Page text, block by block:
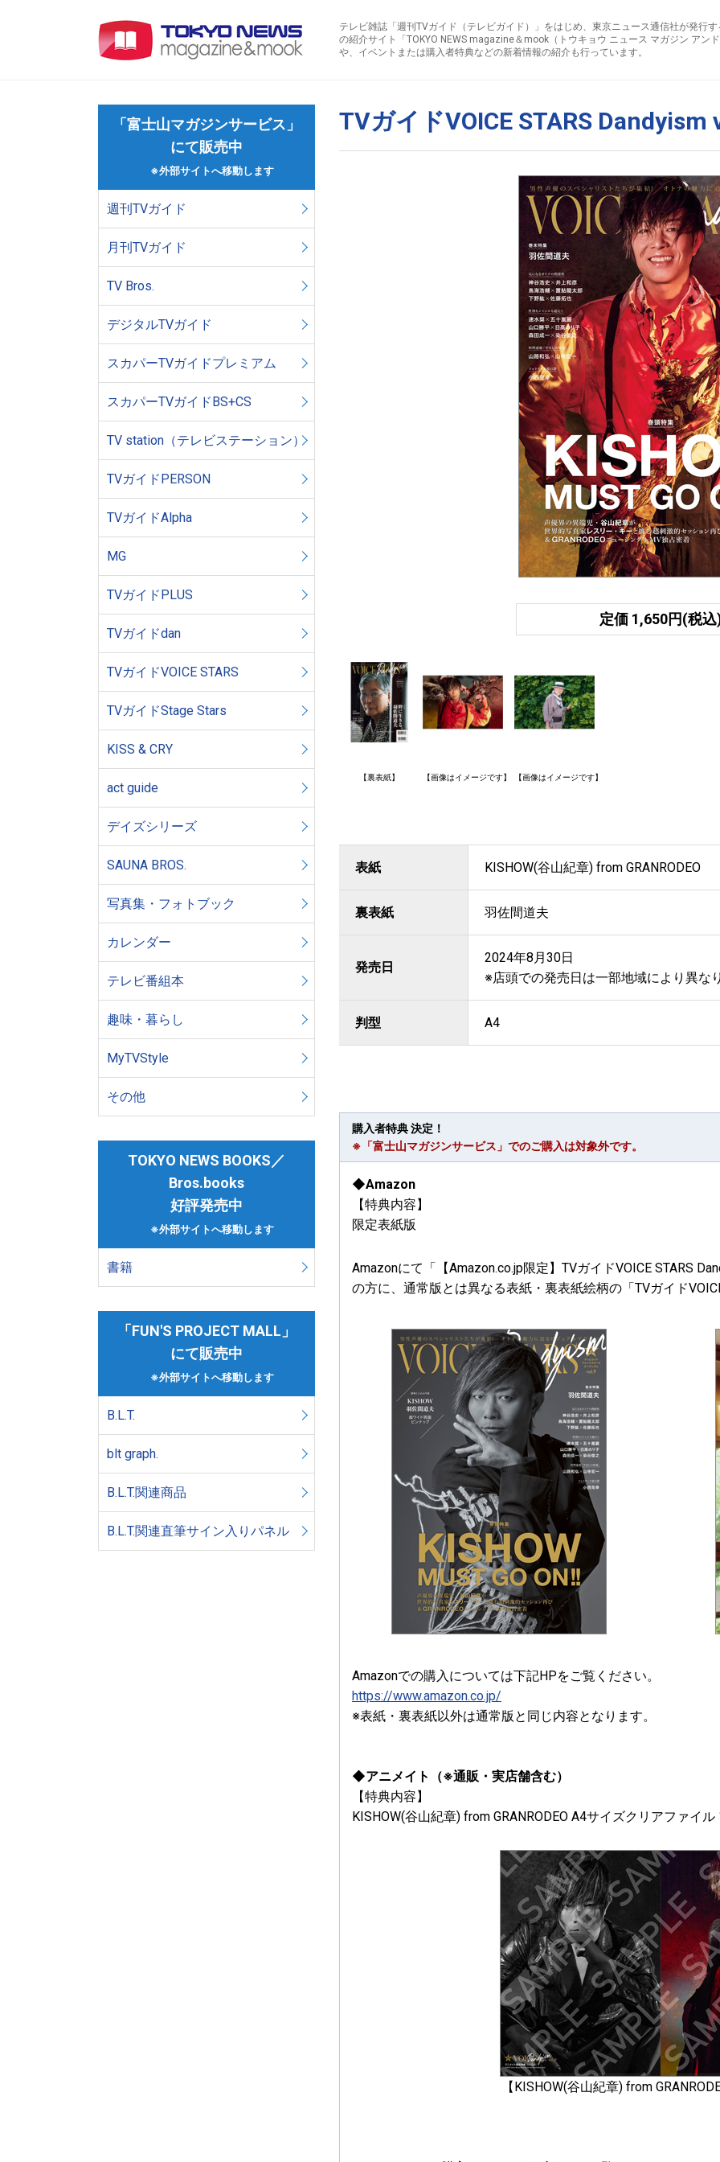
テレビ雑誌「週刊TVガイド（テレビガイド）」をはじめ、東京ニュース通信社が発行
の紹介サイト「TOKYO NEWS magazine＆mook（トウキョウ ニュース マガジン アン
や、イベントまたは購入者特典などの新着情報の紹介も行っています。
TVガイドVOICE STARS Dandyism
定価 1,650円(税込
【裏表紙】 【画像はイメージです】 【画像はイメージです】
表紙 KISHOW(谷山紀章) from GRANRODEO
裏表紙 羽佐間道夫
発売日
2024年8月30日
※店頭での発売日は一部地域により異な
判型 A4
購入者特典 決定！
※「富士山マガジンサービス」でのご購入は対象外です。
◆Amazon
【特典内容】
限定表紙版
Amazonにて「【Amazon.co.jp限定】TVガイドVOICE STARS
の方に、通常版とは異なる表紙・裏表紙絵柄の「TVガイド
Amazonでの購入については下記HPをご覧ください。
https://www.amazon.co.jp/
※表紙・裏表紙以外は通常版と同じ内容となります。
◆アニメイト（※通販・実店舗含む）
【特典内容】
KISHOW(谷山紀章) from GRANRODEO A4サイズクリアファイル
【KISHOW(谷山紀章) from
「富士山マガジンサービス」
にて販売中
※外部サイトへ移動します
週刊TVガイド
月刊TVガイド
TV Bros.
デジタルTVガイド
スカパーTVガイドプレミアム
スカパーTVガイドBS+CS
TV station（テレビステーション）
TVガイドPERSON
TVガイドAlpha
MG
TVガイドPLUS
TVガイドdan
TVガイドVOICE STARS
TVガイドStage Stars
KISS & CRY
act guide
デイズシリーズ
SAUNA BROS.
写真集・フォトブック
カレンダー
テレビ番組本
趣味・暮らし
MyTVStyle
その他
TOKYO NEWS BOOKS／
Bros.books
好評発売中
※外部サイトへ移動します
書籍
「FUN'S PROJECT MALL」
にて販売中
※外部サイトへ移動します
B.L.T.
blt graph.
B.L.T.関連商品
B.L.T.関連直筆サイン入りパネル